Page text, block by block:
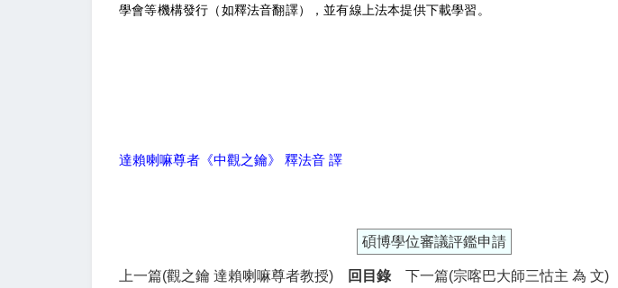
學會等機構發行（如釋法音翻譯），並有線上法本提供下載學習。
達賴喇嘛尊者《中觀之鑰》 釋法音 譯
碩博學位審議評鑑申請
上一篇(觀之鑰 達賴喇嘛尊者教授) 回目錄 下一篇(宗喀巴大師三怙主 為 文)